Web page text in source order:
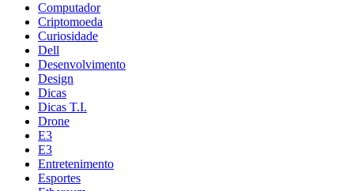
Computador
Criptomoeda
Curiosidade
Dell
Desenvolvimento
Design
Dicas
Dicas T.I.
Drone
E3
E3
Entretenimento
Esportes